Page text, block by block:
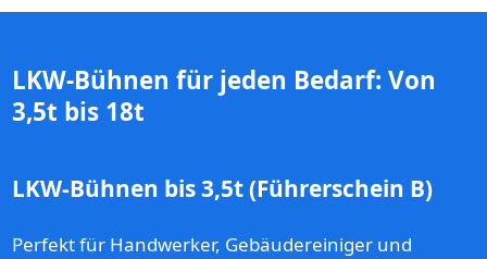
LKW-Bühnen für jeden Bedarf: Von
3,5t bis 18t
LKW-Bühnen bis 3,5t (Führerschein B)
Perfekt für Handwerker, Gebäudereiniger und